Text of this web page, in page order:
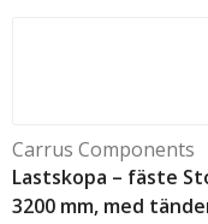
Carrus Components
Lastskopa – fäste
3200 mm, med